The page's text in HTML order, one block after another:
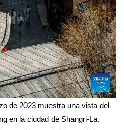
de 2023 muestra una vista del
en la ciudad de Shangri-La.